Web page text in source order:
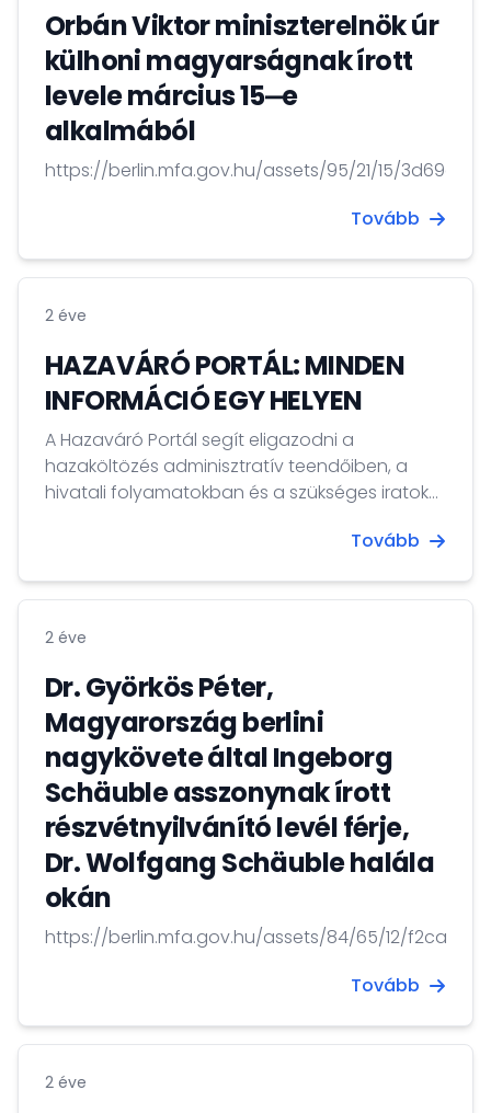
Orbán Viktor miniszterelnök úr
külhoni magyarságnak írott
levele március 15‒e
alkalmából
https://berlin.mfa.gov.hu/assets/95/21/15/
Tovább
2 éve
HAZAVÁRÓ PORTÁL: MINDEN
INFORMÁCIÓ EGY HELYEN
A Hazaváró Portál segít eligazodni a
hazaköltözés adminisztratív teendőiben, a
hivatali folyamatokban és a szükséges iratok
elérhető a https://hazavaro.gov.hu/ oldalon. A
használatához elegendő nevet, e-mail-címet
Központi Azonosítási Ügynök (KAÜ) bármely
azonosítási szolgáltatását is használni a
regisztrációra, majd a bejelentkezésre...
Tovább
2 éve
Dr. Györkös Péter,
Magyarország berlini
nagykövete által Ingeborg
Schäuble asszonynak írott
részvétnyilvánító levél férje,
Dr. Wolfgang Schäuble halála
okán
https://berlin.mfa.gov.hu/assets/84/65/12/
Tovább
2 éve